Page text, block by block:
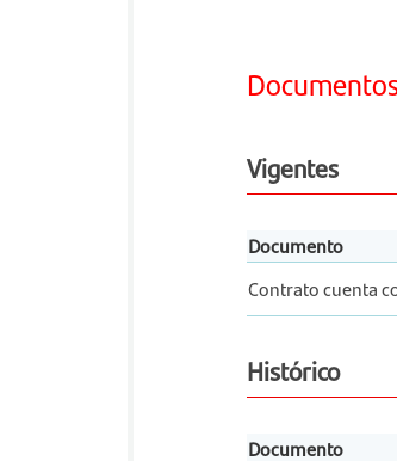
Vigentes
Documento
Contrato cuenta
Histórico
Documento